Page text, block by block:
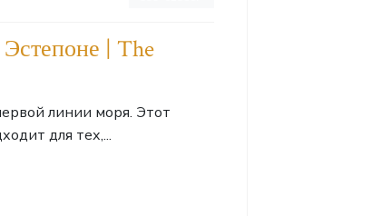
| The
линии моря. Этот
для тех,...